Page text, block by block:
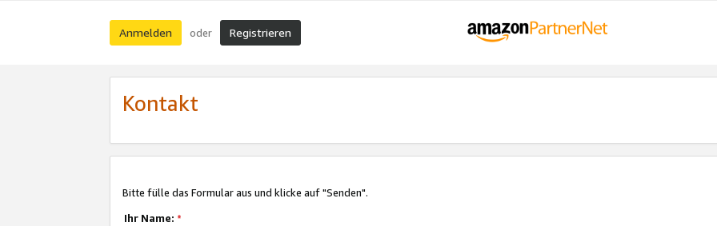
Anmelden oder Registrieren
Kontakt
Bitte fülle das Formular aus und klicke auf "Senden".
Ihr Name: *